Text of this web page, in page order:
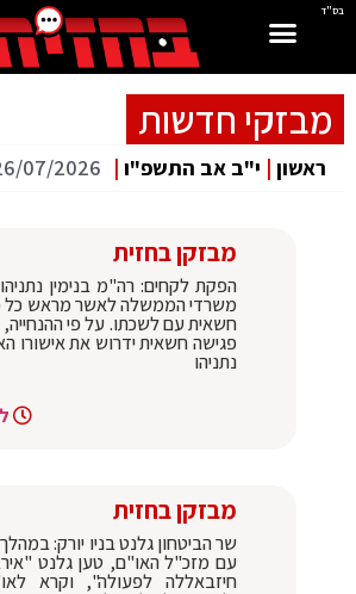
בס"ד
מבזקי חדשות
ראשון | י"ב אב התשפ"ו |
07/2026
מבזקן בחזית
הפקת לקחים: רה"מ בנימין
משרדי הממשלה לאשר מראש כל
חשאית עם לשכתו. על פי
פגישה חשאית ידרוש את אישורו
נתניהו
מבזקן בחזית
שר הביטחון גלנט בניו יורק:
עם מזכ"ל האו"ם, טען גלנט
חיזבאללה לפעולה", וקרא